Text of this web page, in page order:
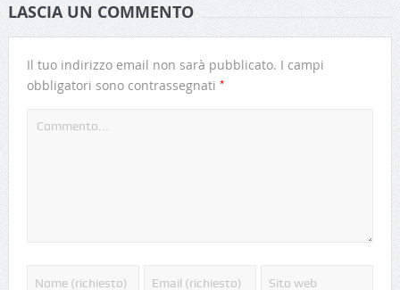
LASCIA UN COMMENTO
Il tuo indirizzo email non sarà pubblicato. I campi
obbligatori sono contrassegnati *